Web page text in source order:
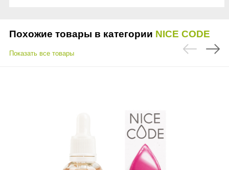
Похожие товары в категории NICE CODE
Показать все товары